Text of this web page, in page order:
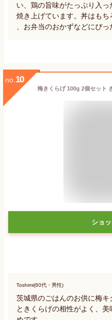
い、鶏の旨味がたっぷり入
焼き上げています。丼はも
、お弁当のおかずなどにぴっ
no. 10
ショ
Toshimi(60代・男性)
茨城県のごはんのお供に梅
ときくらげの相性がよく、